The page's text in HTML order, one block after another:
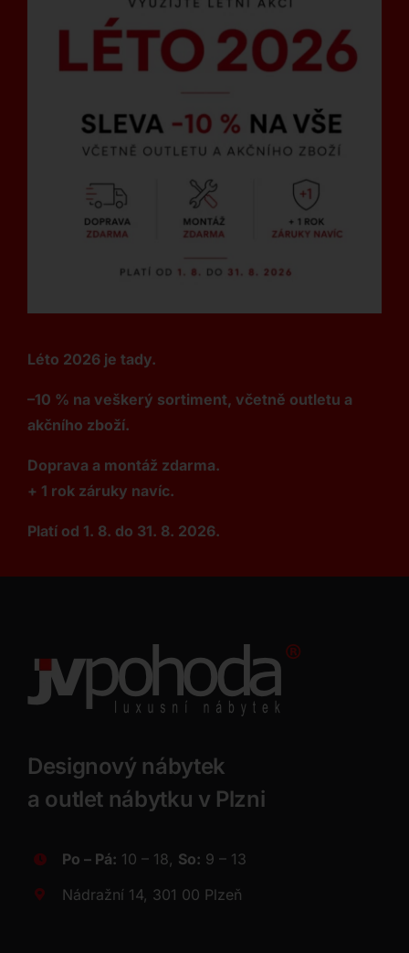
Léto 2026 je tady.
–10 % na veškerý sortiment, včetně outletu a
akčního zboží.
Doprava a montáž zdarma.
+ 1 rok záruky navíc.
Platí od 1. 8. do 31. 8. 2026.
Designový nábytek
a outlet nábytku v Plzni
Po – Pá: 10 – 18, So: 9 – 13
Nádražní 14, 301 00 Plzeň